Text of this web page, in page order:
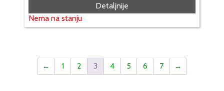
Detaljnije
Nema na stanju
← 1 2 3 4 5 6 7 →